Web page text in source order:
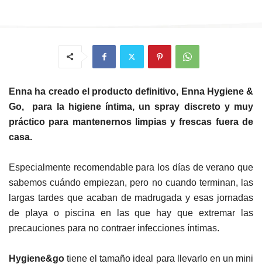
Enna ha creado el producto definitivo, Enna Hygiene &
Go, para la higiene íntima, un spray discreto y muy
práctico para mantenernos limpias y frescas fuera de
casa.
Especialmente recomendable para los días de verano que
sabemos cuándo empiezan, pero no cuando terminan, las
largas tardes que acaban de madrugada y esas jornadas
de playa o piscina en las que hay que extremar las
precauciones para no contraer infecciones íntimas.
Hygiene&go tiene el tamaño ideal para llevarlo en un mini